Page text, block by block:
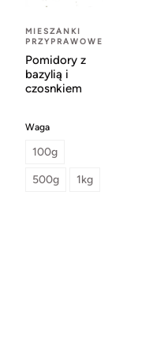
MIESZANKI
PRZYPRAWOWE
Pomidory z
bazylią i
czosnkiem
Waga
100g
500g 1kg